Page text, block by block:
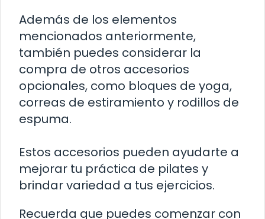
Además de los elementos
mencionados anteriormente,
también puedes considerar la
compra de otros accesorios
opcionales, como bloques de yoga,
correas de estiramiento y rodillos de
espuma.
Estos accesorios pueden ayudarte a
mejorar tu práctica de pilates y
brindar variedad a tus ejercicios.
Recuerda que puedes comenzar con